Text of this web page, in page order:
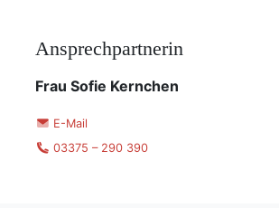
Ansprechpartnerin
Frau Sofie Kernchen
E-Mail
03375 – 290 390